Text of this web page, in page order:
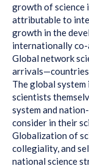
growth of science
attributable to
growth in the
internationally co-
Global network
arrivals—countries
The global system
scientists
system and
consider in their
Globalization of
collegiality, and
national science